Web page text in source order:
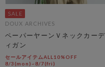
DOUX ARCHIVES
ペーパーヤーンＶネックカーデ
ィガン
セールアイテムALL10%OFF
8/3(mon)~8/7(fri)